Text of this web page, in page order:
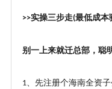
>>实操三步走(最低成本
别一上来就迁总部，聪
1、先注册个海南全资子